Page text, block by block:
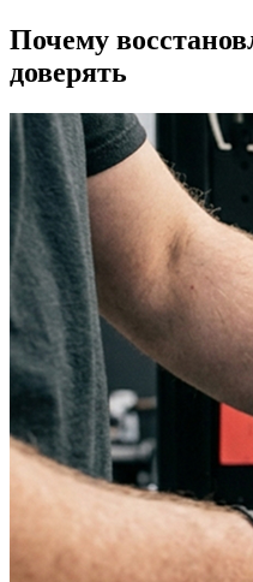
Почему
доверять